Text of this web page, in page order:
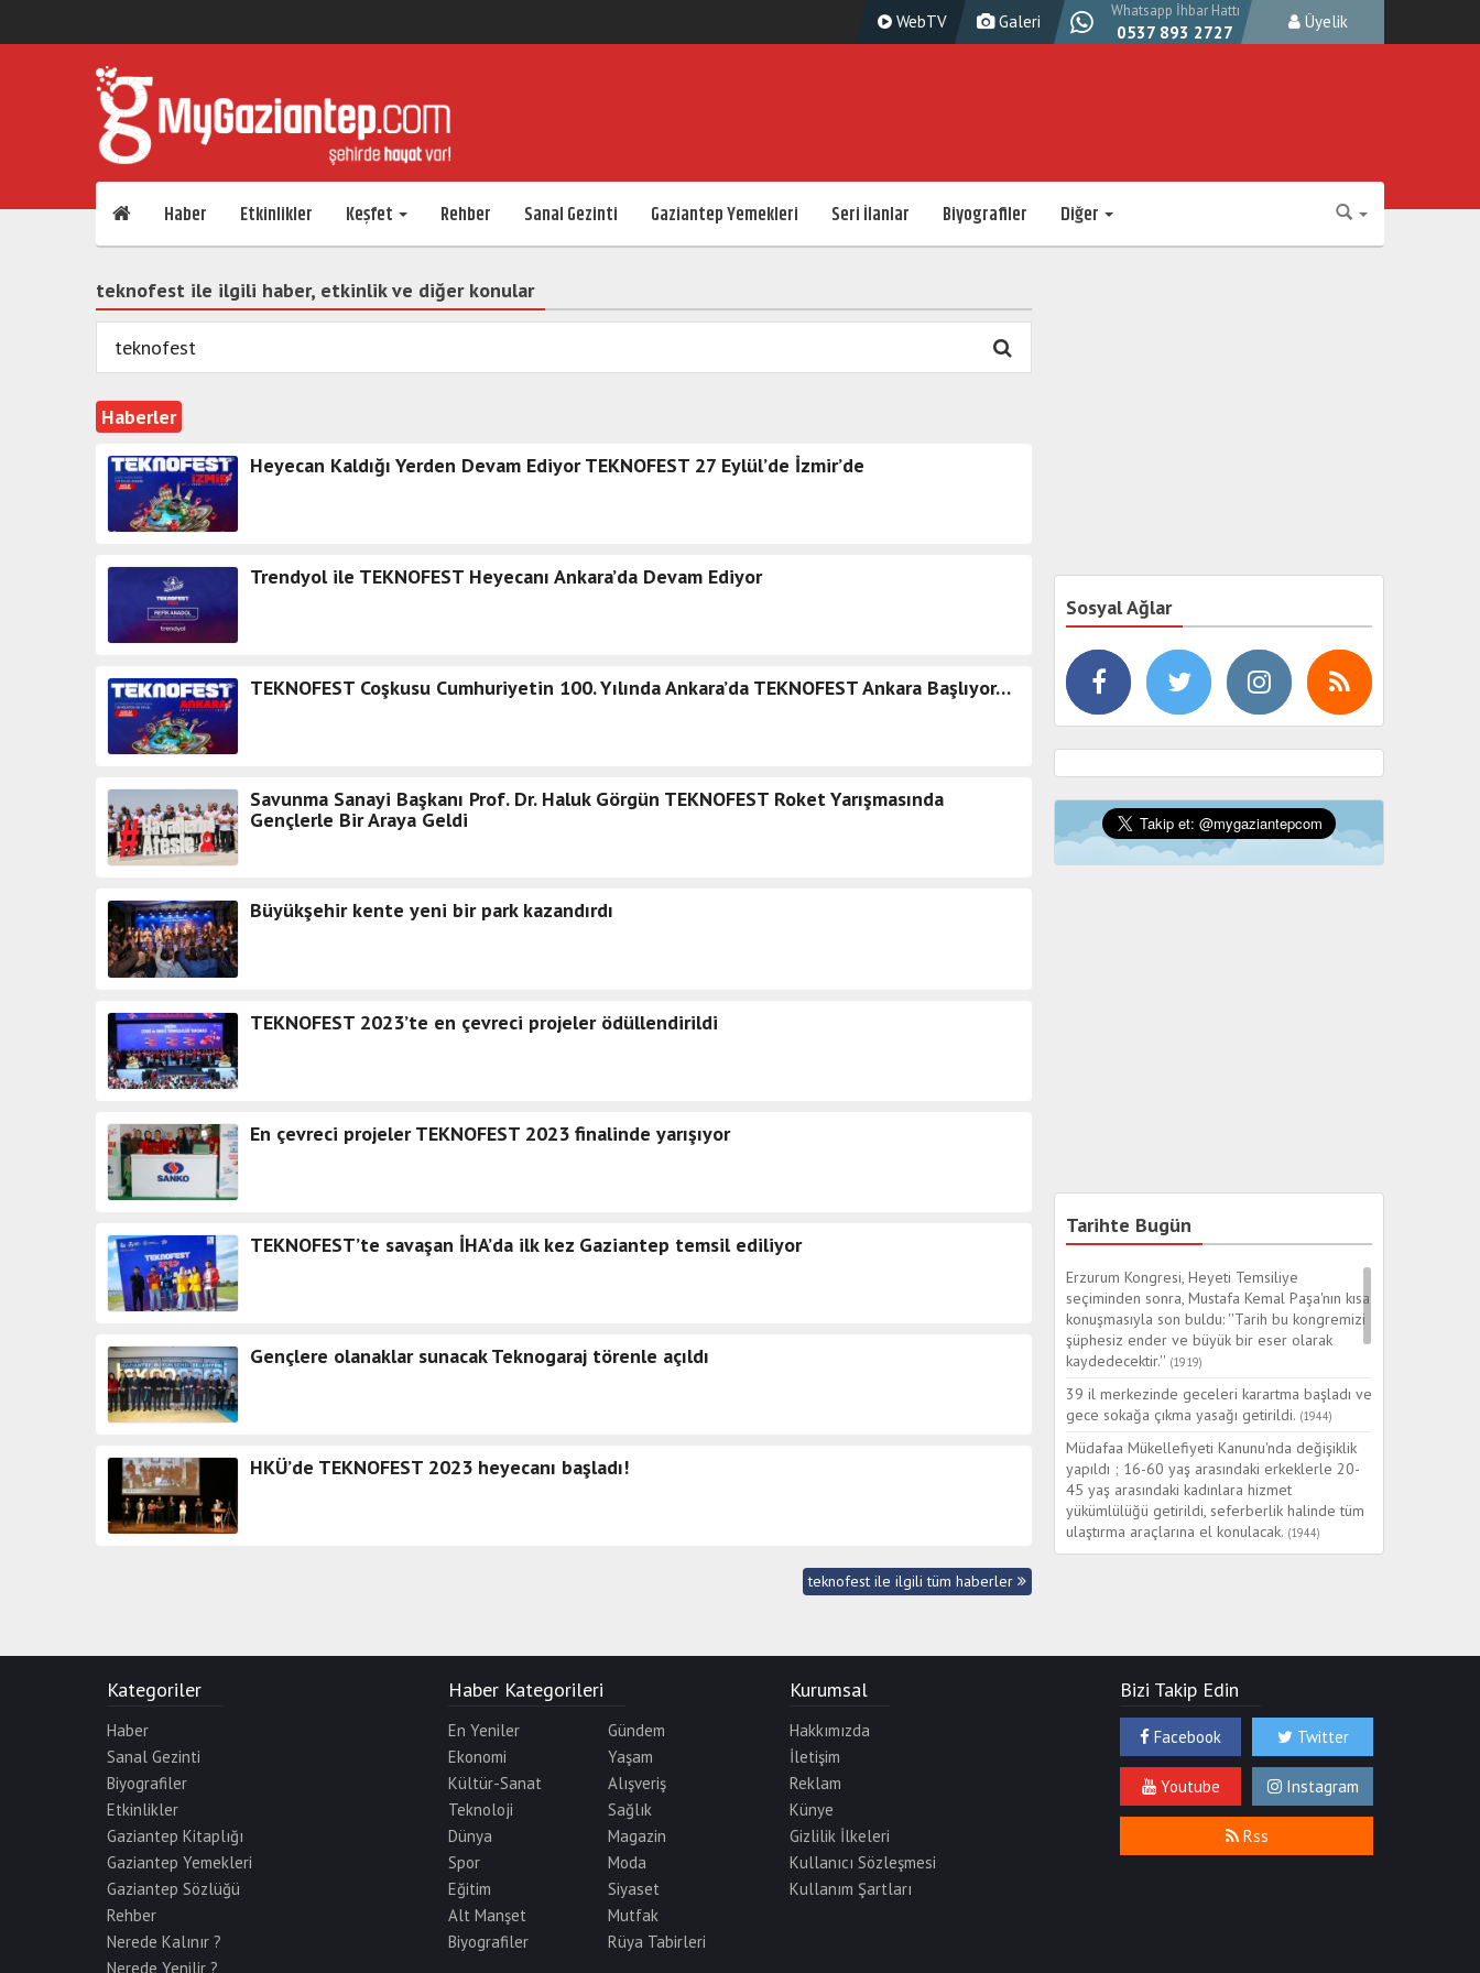
WebTV Galeri
Whatsapp İhbar Hattı
0537 893 2727
Üyelik
Haber Etkinlikler Keşfet Rehber Sanal Gezinti Gaziantep Yemekleri Seri İlanlar Biyografiler Diğer
teknofest ile ilgili haber, etkinlik ve diğer konular
Haberler
Heyecan Kaldığı Yerden Devam Ediyor TEKNOFEST 27 Eylül’de İzmir’de
Trendyol ile TEKNOFEST Heyecanı Ankara’da Devam Ediyor
TEKNOFEST Coşkusu Cumhuriyetin 100. Yılında Ankara’da TEKNOFEST Ankara Başlıyor…
Savunma Sanayi Başkanı Prof. Dr. Haluk Görgün TEKNOFEST Roket Yarışmasında
Gençlerle Bir Araya Geldi
Büyükşehir kente yeni bir park kazandırdı
TEKNOFEST 2023’te en çevreci projeler ödüllendirildi
En çevreci projeler TEKNOFEST 2023 finalinde yarışıyor
TEKNOFEST’te savaşan İHA’da ilk kez Gaziantep temsil ediliyor
Gençlere olanaklar sunacak Teknogaraj törenle açıldı
HKÜ’de TEKNOFEST 2023 heyecanı başladı!
teknofest ile ilgili tüm haberler
Sosyal Ağlar
Tarihte Bugün
Erzurum Kongresi, Heyeti Temsiliye
seçiminden sonra, Mustafa Kemal Paşa'nın kısa
konuşmasıyla son buldu: ''Tarih bu kongremizi
şüphesiz ender ve büyük bir eser olarak
kaydedecektir.'' (1919)
39 il merkezinde geceleri karartma başladı ve
gece sokağa çıkma yasağı getirildi. (1944)
Müdafaa Mükellefiyeti Kanunu'nda değişiklik
yapıldı ; 16-60 yaş arasındaki erkeklerle 20-
45 yaş arasındaki kadınlara hizmet
yükümlülüğü getirildi, seferberlik halinde tüm
ulaştırma araçlarına el konulacak. (1944)
Türk Hava Kuvvetleri'ne bağlı savaş uçakları
Kıbrıs'ta Rum mevzilerini bombaladı.
Vietnamlıların "Amerikan Savaşı" dediği
Vietnam savaşı başladı. Amerika Birleşik
Devletleri Kongresi Başkan'a Vietnam'a asker
yollama yetkisi verdi. ABD Kuzey Vietnam'a
karşı eyleme geçti. Başkan Lyndon Johnson
Kuzey Vietnam'da komünist rejime karşı bütün
önlemlerin alınacağını söyledi.
Kategoriler
Haber
Sanal Gezinti
Biyografiler
Etkinlikler
Gaziantep Kitaplığı
Gaziantep Yemekleri
Gaziantep Sözlüğü
Rehber
Nerede Kalınır ?
Nerede Yenilir ?
Haber Kategorileri
En Yeniler
Gündem
Ekonomi
Yaşam
Kültür-Sanat
Alışveriş
Teknoloji
Sağlık
Dünya
Magazin
Spor
Moda
Eğitim
Siyaset
Alt Manşet
Mutfak
Biyografiler
Rüya Tabirleri
Kurumsal
Hakkımızda
İletişim
Reklam
Künye
Gizlilik İlkeleri
Kullanıcı Sözleşmesi
Kullanım Şartları
Bizi Takip Edin
Facebook Twitter
Youtube Instagram
Rss